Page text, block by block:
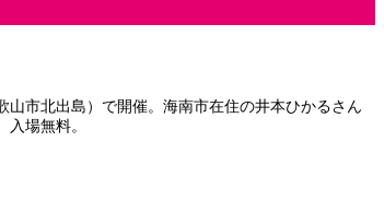
市北出島）で開催。海南市在住の井本ひかるさん
場無料。